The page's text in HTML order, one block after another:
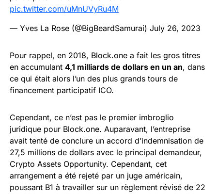
pic.twitter.com/uMnUVyRu4M
— Yves La Rose (@BigBeardSamurai) July 26, 2023
Pour rappel, en 2018, Block.one a fait les gros titres
en accumulant 4,1 milliards de dollars en un an, dans
ce qui était alors l’un des plus grands tours de
financement participatif ICO.
Cependant, ce n’est pas le premier imbroglio
juridique pour Block.one. Auparavant, l’entreprise
avait tenté de conclure un accord d’indemnisation de
27,5 millions de dollars avec le principal demandeur,
Crypto Assets Opportunity. Cependant, cet
arrangement a été rejeté par un juge américain,
poussant B1 à travailler sur un règlement révisé de 22